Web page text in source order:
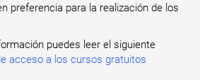
preferencia para la realización de los
puedes leer el siguiente
acceso a los cursos gratuitos